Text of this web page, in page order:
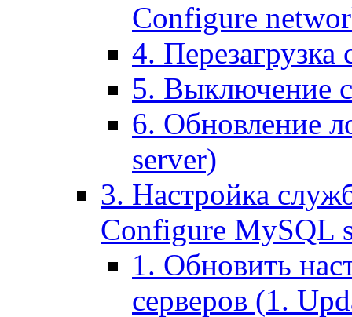
Configure
4. Перезагрузка
5. Выключение
6. Обновление
server)
3. Настройка
Configure MySQL
1. Обновить
серверов (1.